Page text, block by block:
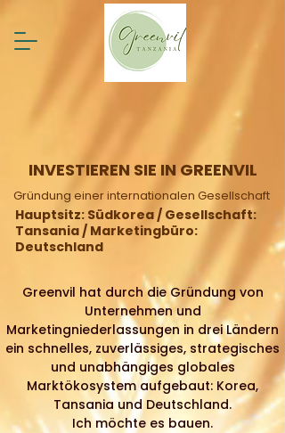
INVESTIEREN SIE IN GREENVIL
Gründung einer internationalen Gesellschaft
Hauptsitz: Südkorea / Gesellschaft:
Tansania / Marketingbüro:
Deutschland
Greenvil hat durch die Gründung von
Unternehmen und
Marketingniederlassungen in drei Ländern
ein schnelles, zuverlässiges, strategisches
und unabhängiges globales
Marktökosystem aufgebaut: Korea,
Tansania und Deutschland.
Ich möchte es bauen.